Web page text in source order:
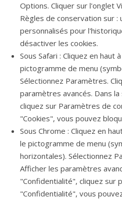
Options. Cliquer sur l'onglet
Règles de conservation sur
personnalisés pour
désactiver les cookies.
Sous Safari : Cliquez en haut
pictogramme de menu
Sélectionnez Paramètres.
paramètres avancés. Dans
cliquez sur Paramètres de
"Cookies", vous pouvez
Sous Chrome : Cliquez en
le pictogramme de menu
horizontales). Sélectionnez
Afficher les paramètres
"Confidentialité", cliquez sur
"Confidentialité", vous